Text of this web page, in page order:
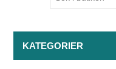
KATEGORIER